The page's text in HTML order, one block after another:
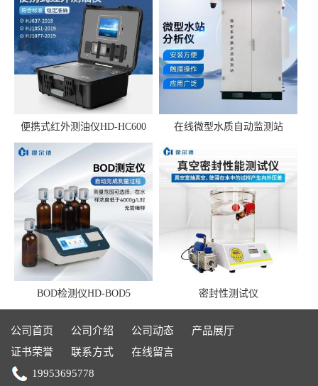
便携式红外测油仪HD-HC600 在线微型水质自动监测站
BOD检测仪HD-BOD5 密封性测试仪
公司首页 公司介绍 公司动态
产品展厅
证书荣誉
联系方式
在线留言
19953695778